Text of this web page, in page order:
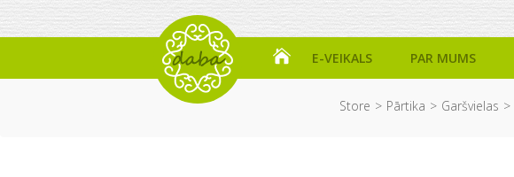
E-VEIKALS PAR MUMS
Store Pārtika Garšvielas